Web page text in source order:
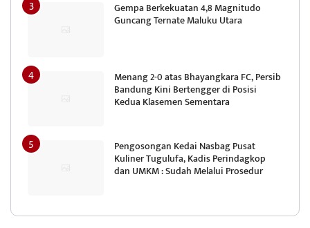
Gempa Berkekuatan 4,8 Magnitudo
Guncang Ternate Maluku Utara
Menang 2-0 atas Bhayangkara FC, Persib
Bandung Kini Bertengger di Posisi
Kedua Klasemen Sementara
Pengosongan Kedai Nasbag Pusat
Kuliner Tugulufa, Kadis Perindagkop
dan UMKM : Sudah Melalui Prosedur